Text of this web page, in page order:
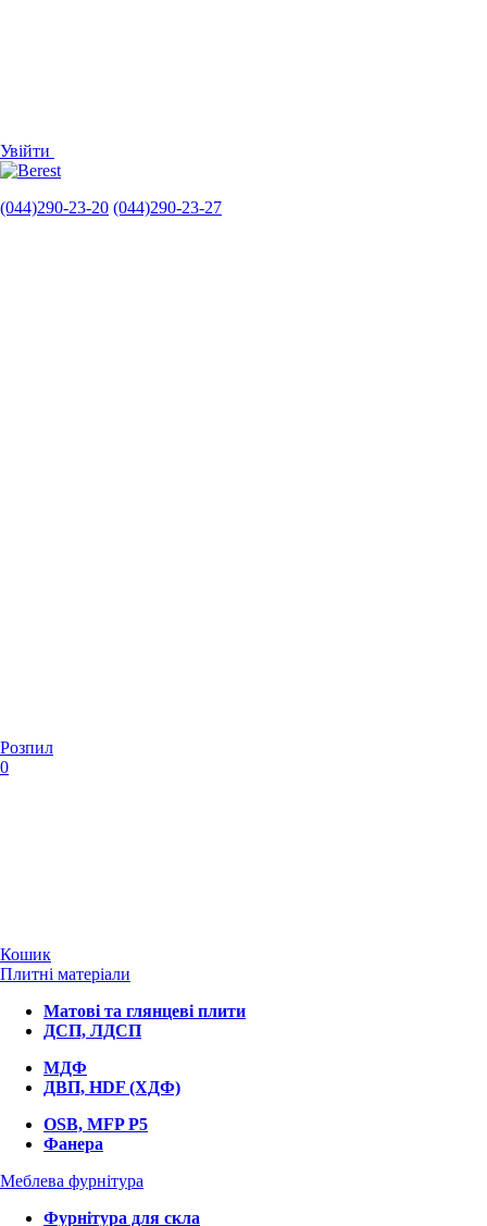
Увійти
(044)290-23-20 (044)290-23-27
Розпил
0
Кошик
Плитні матеріали
Матові та глянцеві плити
ДСП, ЛДСП
МДФ
ДВП, HDF (ХДФ)
OSB, MFP P5
Фанера
Меблева фурнітура
Фурнітура для скла